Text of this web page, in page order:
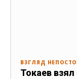
ВЗГЛЯД
Токаев